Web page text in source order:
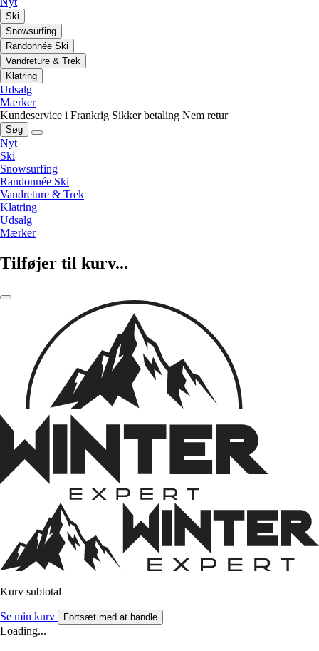
Ski
Snowsurfing
Randonnée Ski
Vandreture & Trek
Klatring
Udsalg
Mærker
Kundeservice i Frankrig Sikker betaling Nem retur
Søg
Nyt
Ski
Snowsurfing
Randonnée Ski
Vandreture & Trek
Klatring
Udsalg
Mærker
Tilføjer til kurv...
Kurv subtotal
Se min kurv Fortsæt med at handle
Loading...